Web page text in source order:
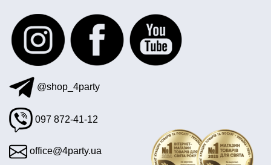
@shop_4party
097 872-41-12
office@4party.ua